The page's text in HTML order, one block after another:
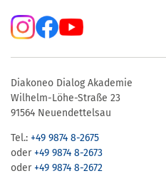
Diakoneo Dialog Akademie
Wilhelm-Löhe-Straße 23
91564 Neuendettelsau
Tel.: +49 9874 8-2675
oder+49 9874 8-2673
oder+49 9874 8-2672